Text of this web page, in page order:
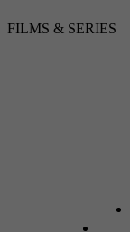
FILMS & SERIES